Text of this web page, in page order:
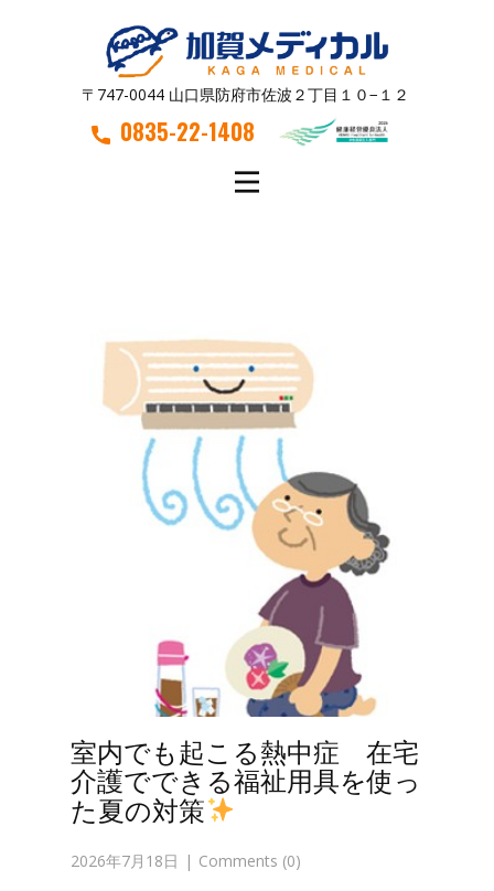
〒747-0044 山口県防府市佐波２丁目１０−１２
0835-22-1408
室内でも起こる熱中症 在宅
介護でできる福祉用具を使っ
た夏の対策
2026年7月18日 Comments (0)